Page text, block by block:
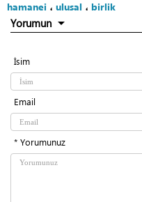
hamanei ، ulusal ، birlik
Yorumun
İsim
Email
* Yorumunuz